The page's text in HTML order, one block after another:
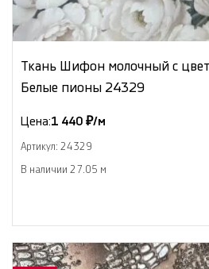
Ткань Шифон молочный с
Белые пионы 24329
Цена:1 440 ₽/м
Артикул: 24329
В наличии 27.05 м